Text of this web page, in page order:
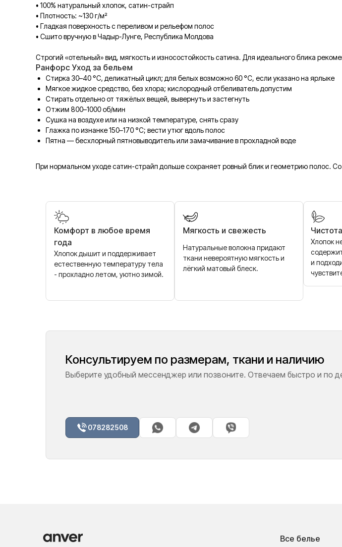
• 100% натуральный хлопок, сатин-страйп
• Плотность: ~130 г/м²
• Гладкая поверхность с переливом и рельефом полос
• Сшито вручную в Чадыр-Лунге, Республика Молдова
Строгий «отельный» вид, мягкость и износостойкость сатина. Для идеального блика
Ранфорс Уход за бельем
Стирка 30–40 °C, деликатный цикл; для белых возможно 60 °C, если указано на ярлыке
Мягкое жидкое средство, без хлора; кислородный отбеливатель допустим
Стирать отдельно от тяжёлых вещей, вывернуть и застегнуть
Отжим 800–1000 об/мин
Сушка на воздухе или на низкой температуре, снять сразу
Глажка по изнанке 150–170 °C; вести утюг вдоль полос
Пятна — бесхлорный пятновыводитель или замачивание в прохладной воде
При нормальном уходе сатин-страйп дольше сохраняет ровный блик и геометрию полос.
Комфорт в любое время
года
Хлопок дышит и поддерживает
естественную температуру тела
- прохладно летом, уютно зимой.
Мягкость и свежесть
Натуральные волокна придают
ткани невероятную мягкость и
лёгкий матовый блеск.
Хлопок
и
Консультируем по размерам, ткани и наличию
Выберите удобный мессенджер или позвоните. Отвечаем быстро и по
078282508
Все белье